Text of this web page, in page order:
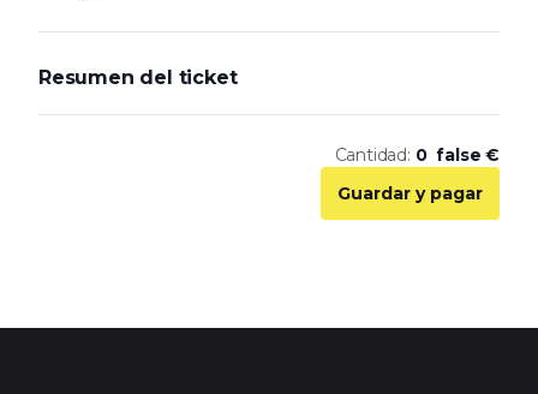
Resumen del ticket
Cantidad: 0 false €
Guardar y pagar